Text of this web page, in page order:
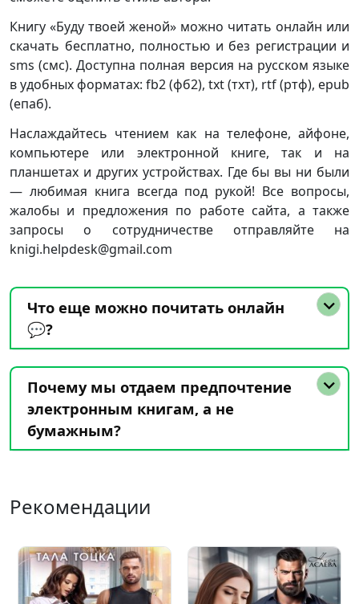
Книгу «Буду твоей женой» можно читать онлайн или
скачать бесплатно, полностью и без регистрации и
sms (смс). Доступна полная версия на русском языке
в удобных форматах: fb2 (фб2), txt (тхт), rtf (ртф), epub
(епаб).
Наслаждайтесь чтением как на телефоне, айфоне,
компьютере или электронной книге, так и на
планшетах и других устройствах. Где бы вы ни были
— любимая книга всегда под рукой! Все вопросы,
жалобы и предложения по работе сайта, а также
запросы о сотрудничестве отправляйте на
knigi.helpdesk@gmail.com
Что еще можно почитать онлайн
💬?
Почему мы отдаем предпочтение
электронным книгам, а не
бумажным?
Рекомендации